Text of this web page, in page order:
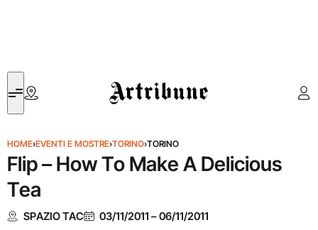
Artribune
HOME›EVENTI E MOSTRE›TORINO›TORINO
Flip – How To Make A Delicious
Tea
SPAZIO TAC 03/11/2011 –06/11/2011